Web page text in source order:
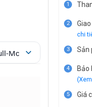
1
2
chi
3 Sản
4 Bảo
5 Giá